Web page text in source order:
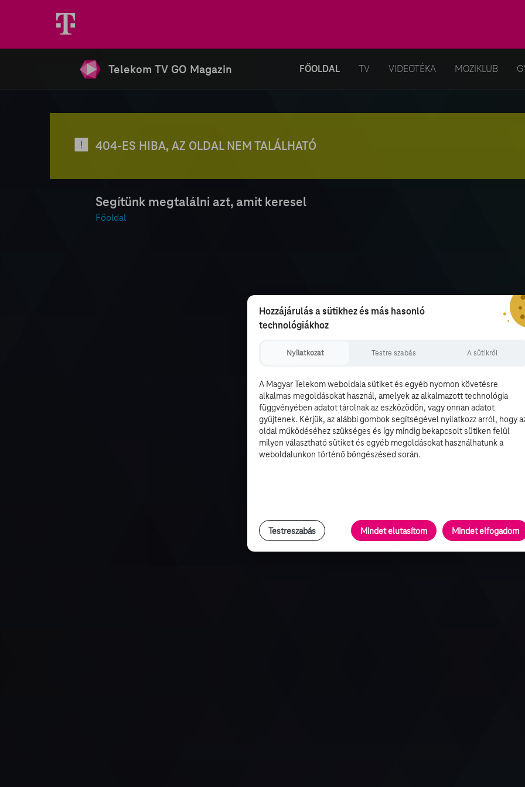
Telekom TV GO Magazin FŐOLDAL TV VIDEOTÉKA MOZIKLUB
404-ES HIBA, AZ OLDAL NEM TALÁLHATÓ
Segítünk megtalálni azt, amit keresel
Főoldal
Hozzájárulás a sütikhez és más hasonló
technológiákhoz
Nyilatkozat Testre szabás A sütikről
A Magyar Telekom weboldala sütiket és egyéb nyomon követésre
alkalmas megoldásokat használ, amelyek az alkalmazott technológia
függvényében adatot tárolnak az eszközödön, vagy onnan adatot
gyűjtenek. Kérjük, az alábbi gombok segítségével nyilatkozz arról, hogy
oldal működéséhez szükséges és így mindig bekapcsolt sütiken felül
milyen választható sütiket és egyéb megoldásokat használhatunk a
weboldalunkon történő böngészésed során.
Testreszabás Mindet elutasítom Mindet elfogadom